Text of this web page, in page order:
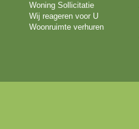
Woning Sollicitatie
Wij reageren voor U
Woonruimte verhuren